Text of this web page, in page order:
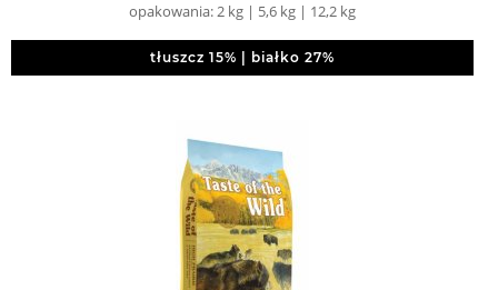
opakowania: 2 kg | 5,6 kg | 12,2 kg
tłuszcz 15% | białko 27%